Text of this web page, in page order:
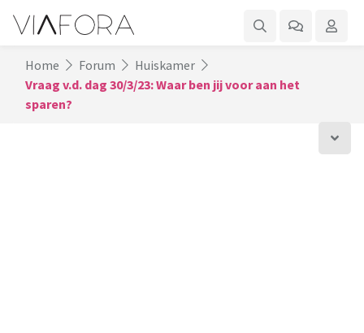
Home Forum
Huiskamer
Vraag v.d. dag 30/3/23: Waar ben jij voor aan het
sparen?